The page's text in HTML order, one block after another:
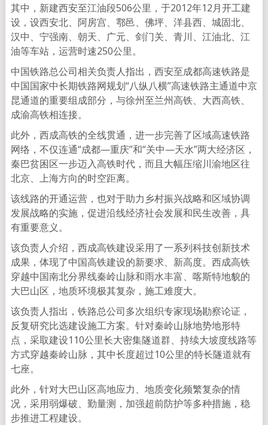
其中，新建西安至江油段506公里，于2012年12月开工建
设，设西安北、阿房宫、鄠邑、佛坪、洋县西、城固北、
汉中、宁强南、朝天、广元、剑门关、青川、江油北、江
油等车站，运营时速250公里。
中国铁路总公司相关负责人指出，西安至成都高速铁路是
中国国家中长期铁路网规划“八纵八横”高速铁路主通道中京
昆通道的重要组成部分，与徐州至兰州高铁、大西高铁、
成渝高铁相连接。
此外，西成高铁的全线贯通，进一步完善了区域高速铁路
网络，不仅连通“成都—重庆”和“关中—天水”两大经济区，
秦巴贫困区一步迈入高铁时代，而且大幅压缩川渝地区往
北京、上海方向的时空距离。
该线路的开通运营，也对于助力乡村振兴战略和区域协调
发展战略的实施，促进沿线经济社会发展和民生改善，具
有重要意义。
该负责人介绍，西成高铁建设采用了一系列科技创新技术
成果，体现了中国高铁建设的新要求、新高度。西成高铁
穿越中国南北分界线秦岭山脉和雨水丰富、喀斯特地貌的
大巴山区，地质环境极其复杂，施工难度大。
该负责人指出，铁路总公司多次组织专家现场勘察论证，
反复研究比选建设施工方案。针对秦岭山脉地势地形特
点，采取建设110公里长大密集隧道群、持续大坡度线路等
方式穿越秦岭山脉，其中长度超过10公里的特长隧道就有
七座。
此外，针对大巴山区高地应力、地质变化频繁复杂的情
况，采用弱爆破、勤量测，加强超前防护等多种措施，稳
步推进工程建设。